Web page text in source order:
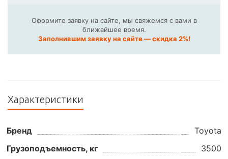
Оформите заявку на сайте, мы свяжемся с вами в
ближайшее время.
Заполнившим заявку на сайте — скидка 2%!
Характеристики
Бренд
Toyota
Грузоподъемность, кг
3500